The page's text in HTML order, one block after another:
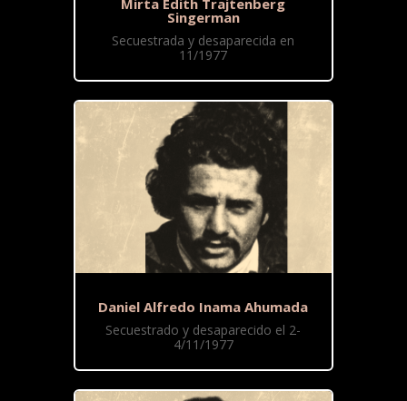
Mirta Edith Trajtenberg
Singerman
Secuestrada y desaparecida en
11/1977
Daniel Alfredo Inama Ahumada
Secuestrado y desaparecido el 2-
4/11/1977